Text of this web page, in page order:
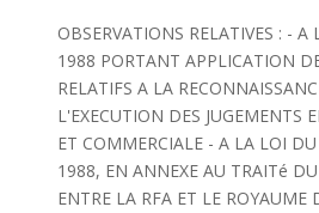
OBSERVATIONS RELATIVES : -
1988 PORTANT APPLICATION
RELATIFS A LA
L'EXECUTION DES JUGEMENTS
ET COMMERCIALE - A LA LOI
1988, EN ANNEXE AU TRAITé
ENTRE LA RFA ET LE ROYAUME